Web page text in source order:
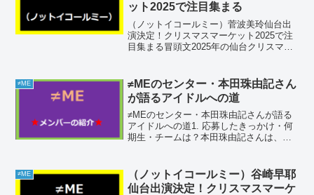
ット2025で注目集まる
（ノットイコールミー）菅波美玲仙台出
演決定！クリスマスマーケット2025で注
目集まる冒頭文2025年の仙台クリスマス
演することが決定し、ファンの間で大き
な話題となって...
≠ME
≠MEのセンター・本田珠由記さん
が語るアイドルへの道
≠MEのセンター・本田珠由記さんが語る
アイドルへの道1. 応募したきっかけ・何
期生・チームは？本田珠由記さんは、幼
い」と思ったことがきっかけでアイドル
を目指すように...
≠ME
（ノットイコールミー）谷崎早耶
仙台出演決定！クリスマスマーケ